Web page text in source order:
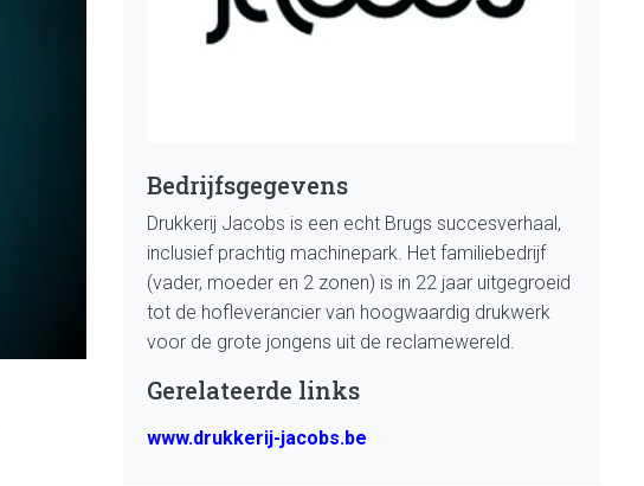
Bedrijfsgegevens
Drukkerij Jacobs is een echt Brugs succesverhaal,
inclusief prachtig machinepark. Het familiebedrijf
(vader, moeder en 2 zonen) is in 22 jaar uitgegroeid
tot de hofleverancier van hoogwaardig drukwerk
voor de grote jongens uit de reclamewereld.
Gerelateerde links
www.drukkerij-jacobs.be